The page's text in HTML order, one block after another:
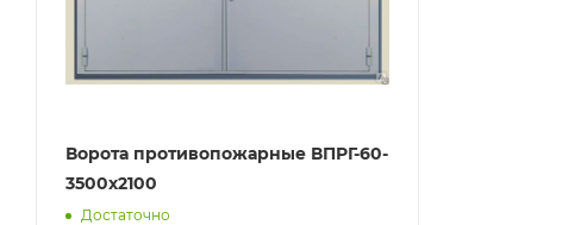
Ворота противопожарные ВПРГ-60-
3500х2100
Достаточно